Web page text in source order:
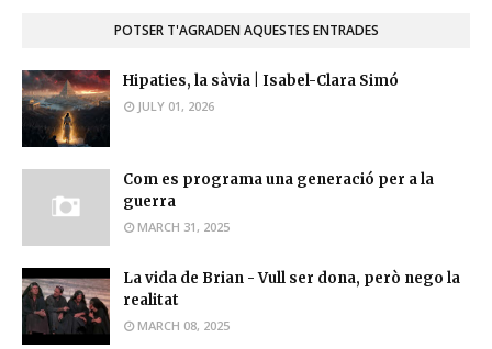
POTSER T'AGRADEN AQUESTES ENTRADES
Hipaties, la sàvia | Isabel-Clara Simó
JULY 01, 2026
Com es programa una generació per a la
guerra
MARCH 31, 2025
La vida de Brian - Vull ser dona, però nego la
realitat
MARCH 08, 2025